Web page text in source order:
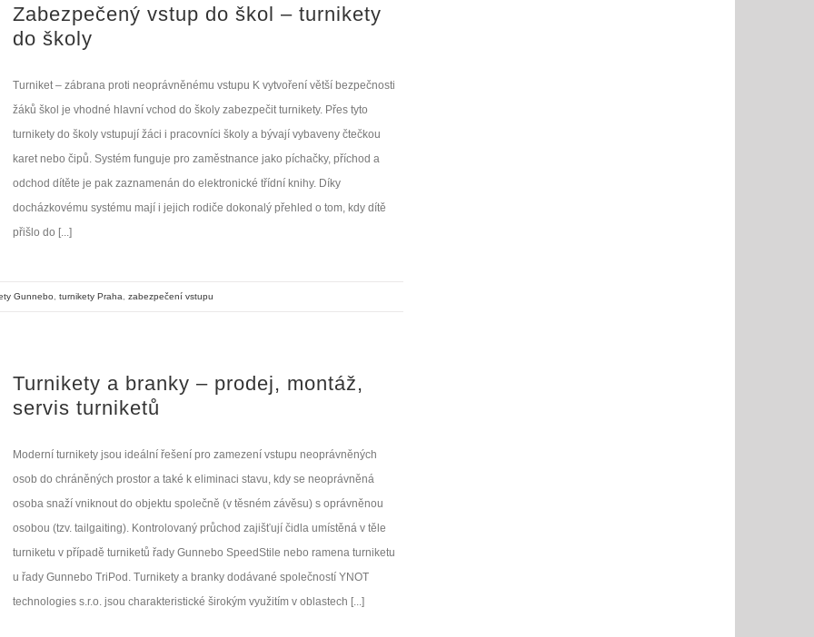
Zabezpečený vstup do škol – turnikety
do školy
Turniket – zábrana proti neoprávněnému vstupu K vytvoření větší bezpečnosti
žáků škol je vhodné hlavní vchod do školy zabezpečit turnikety. Přes tyto
turnikety do školy vstupují žáci i pracovníci školy a bývají vybaveny čtečkou
karet nebo čipů. Systém funguje pro zaměstnance jako píchačky, příchod a
odchod dítěte je pak zaznamenán do elektronické třídní knihy. Díky
docházkovému systému mají i jejich rodiče dokonalý přehled o tom, kdy dítě
přišlo do [...]
Gunnebo turnikety Praha zabezpečení vstupu
Turnikety a branky – prodej, montáž,
servis turniketů
Moderní turnikety jsou ideální řešení pro zamezení vstupu neoprávněných
osob do chráněných prostor a také k eliminaci stavu, kdy se neoprávněná
osoba snaží vniknout do objektu společně (v těsném závěsu) s oprávněnou
osobou (tzv. tailgaiting). Kontrolovaný průchod zajišťují čidla umístěná v těle
turniketu v případě turniketů řady Gunnebo SpeedStile nebo ramena turniketu
u řady Gunnebo TriPod. Turnikety a branky dodávané společností YNOT
technologies s.r.o. jsou charakteristické širokým využitím v oblastech [...]